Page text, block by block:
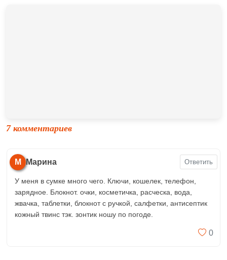
7 комментариев
М Марина Ответить
У меня в сумке много чего. Ключи, кошелек, телефон,
зарядное. Блокнот. очки, косметичка, расческа, вода,
жвачка, таблетки, блокнот с ручкой, салфетки, антисептик
кожный твинс тэк. зонтик ношу по погоде.
0